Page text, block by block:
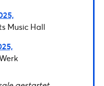
Music Hall